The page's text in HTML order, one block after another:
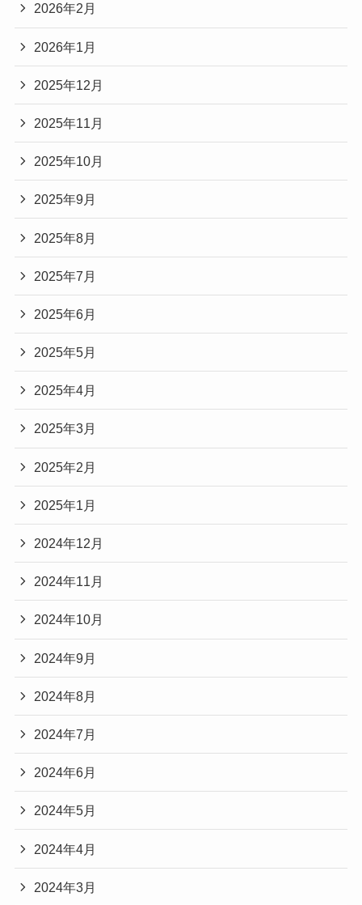
2026年2月
2026年1月
2025年12月
2025年11月
2025年10月
2025年9月
2025年8月
2025年7月
2025年6月
2025年5月
2025年4月
2025年3月
2025年2月
2025年1月
2024年12月
2024年11月
2024年10月
2024年9月
2024年8月
2024年7月
2024年6月
2024年5月
2024年4月
2024年3月